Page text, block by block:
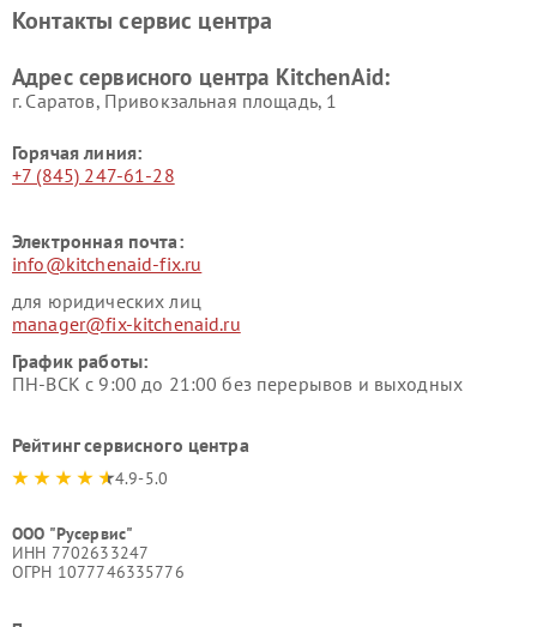
Контакты сервис центра
Адрес сервисного центра KitchenAid:
г. Саратов, Привокзальная площадь, 1
Горячая линия:
+7 (845) 247-61-28
Электронная почта:
info@kitchenaid-fix.ru
для юридических лиц
manager@fix-kitchenaid.ru
График работы:
ПН-ВСК с 9:00 до 21:00 без перерывов и выходных
Рейтинг сервисного центра
4.9-5.0
ООО "Русервис"
ИНН 7702633247
ОГРН 1077746335776